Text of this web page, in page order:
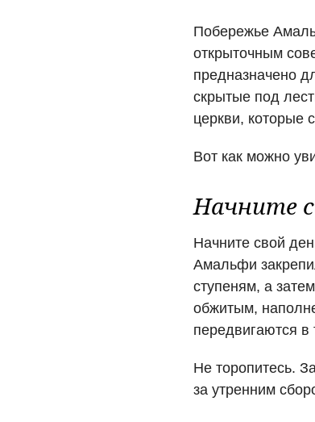
Побережье
открыточным
предназначено
скрытые под
церкви, которые
Вот как можно
Начните
Начните свой
Амальфи
ступеням, а
обжитым,
передвигаются в
Не торопитесь.
за утренним